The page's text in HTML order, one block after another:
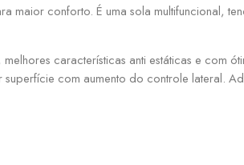
maior conforto. É uma sola multifuncional,
características anti estáticas e com
com aumento do controle lateral.